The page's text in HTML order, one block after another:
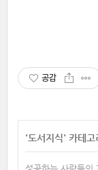
공감
'도서지식' 카테고